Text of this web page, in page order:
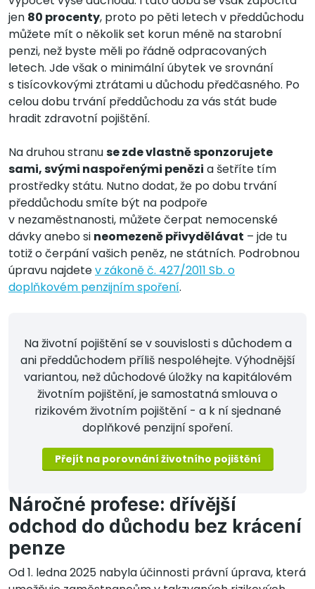
jen 80 procenty, proto po pěti letech v předdůchodu
můžete mít o několik set korun méně na starobní
penzi, než byste měli po řádně odpracovaných
letech. Jde však o minimální úbytek ve srovnání
s tisícovkovými ztrátami u důchodu předčasného. Po
celou dobu trvání předdůchodu za vás stát bude
hradit zdravotní pojištění.
Na druhou stranuse zde vlastně sponzorujete
sami, svými naspořenými penězi a šetříte tím
prostředky státu. Nutno dodat, že po dobu trvání
předdůchodu smíte být na podpoře
v nezaměstnanosti, můžete čerpat nemocenské
dávky anebo si neomezeně přivydělávat – jde tu
totiž o čerpání vašich peněz, ne státních. Podrobnou
úpravu najdetev zákoně č. 427/2011 Sb. o
doplňkovém penzijním spoření.
Na životní pojištění se v souvislosti s důchodem a
ani předdůchodem příliš nespoléhejte. Výhodnější
variantou, než důchodové úložky na kapitálovém
životním pojištění, je samostatná smlouva o
rizikovém životním pojištění - a k ní sjednané
doplňkové penzijní spoření.
Přejít na porovnání životního pojištění
Náročné profese: dřívější
odchod do důchodu bez krácení
penze
Od 1. ledna 2025 nabyla účinnosti právní úprava, která